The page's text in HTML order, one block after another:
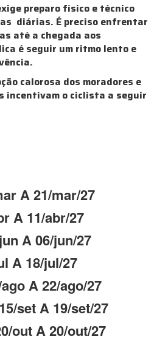
preparo físico e técnico
diárias. É preciso enfrentar
até a chegada aos
é seguir um ritmo lento e
calorosa dos moradores e
incentivam o ciclista a seguir
A 21/mar/27
A 11/abr/27
A 06/jun/27
A 18/jul/27
A 22/ago/27
set A 19/set/27
out A 20/out/27